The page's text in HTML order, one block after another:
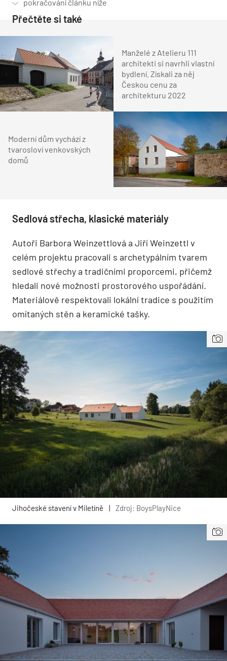
Přečtěte si také
Manželé z Atelieru 111
architekti si navrhli vlastní
bydlení. Získali za něj
Českou cenu za
architekturu 2022
Moderní dům vychází z
tvarosloví venkovských
domů
Sedlová střecha, klasické materiály
Autoři Barbora Weinzettlová a Jiří Weinzettl v
celém projektu pracovali s archetypálním tvarem
sedlové střechy a tradičními proporcemi, přičemž
hledali nové možnosti prostorového uspořádání.
Materiálově respektovali lokální tradice s použitím
omítaných stěn a keramické tašky.
Jihočeské stavení v Miletíně Zdroj: BoysPlayNice